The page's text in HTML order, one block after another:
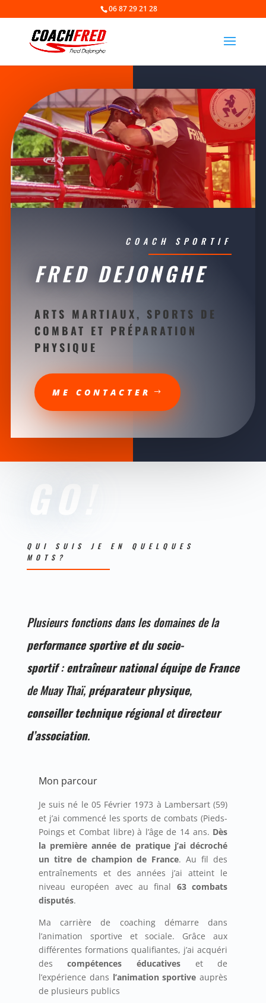
06 87 29 21 28
COACH SPORTIF
FRED DEJONGHE
ARTS MARTIAUX, SPORTS DE
COMBAT ET PRÉPARATION
PHYSIQUE
ME CONTACTER
GO!
QUI SUIS JE EN QUELQUES
MOTS?
Plusieurs fonctions dans les domaines de la
performance sportive et du socio-
sportif:entraîneur national équipe de France
de Muay Thaï, préparateur physique,
conseiller technique régionaletdirecteur
d’association.
Mon parcour
Je suis né le 05 Février 1973 à Lambersart (59)
et j’ai commencé les sports de combats (Pieds-
Poings et Combat libre) à l’âge de 14 ans. Dès
la première année de pratique j’ai décroché
un titre de champion de France. Au fil des
entraînements et des années j’ai atteint le
niveau européen avec au final 63 combats
disputés.
Ma carrière de coaching démarre dans
l’animation sportive et sociale. Grâce aux
différentes formations qualifiantes, j’ai acquéri
descompétences éducatives et de
l’expérience dans l’animation sportive auprès
de plusieurs publics